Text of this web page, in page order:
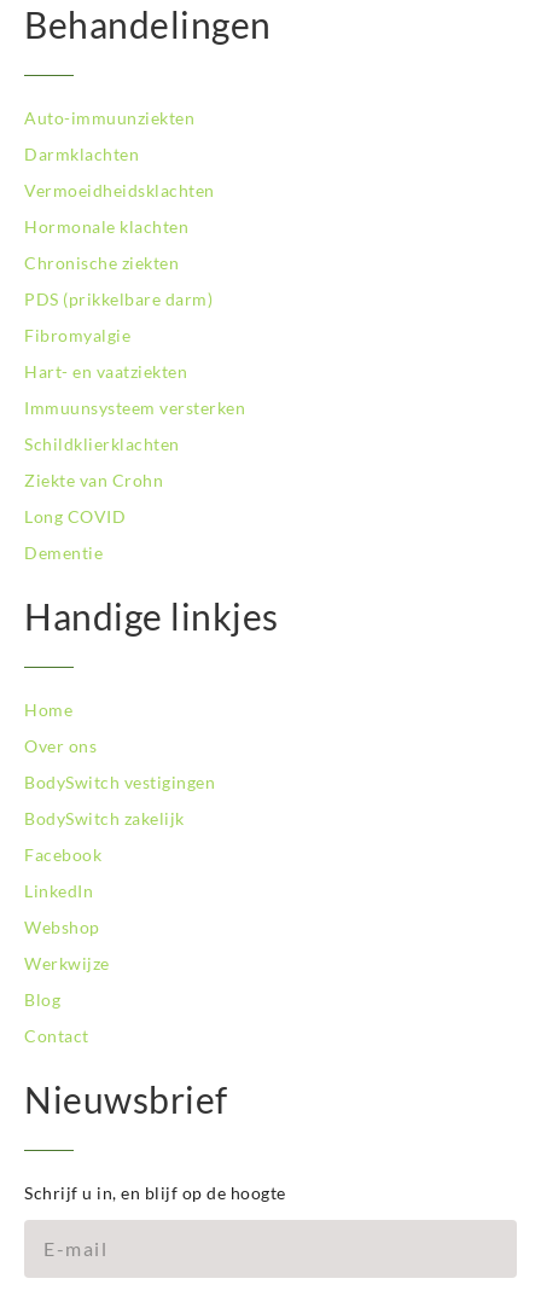
Behandelingen
Auto-immuunziekten
Darmklachten
Vermoeidheidsklachten
Hormonale klachten
Chronische ziekten
PDS (prikkelbare darm)
Fibromyalgie
Hart- en vaatziekten
Immuunsysteem versterken
Schildklierklachten
Ziekte van Crohn
Long COVID
Dementie
Handige linkjes
Home
Over ons
BodySwitch vestigingen
BodySwitch zakelijk
Facebook
LinkedIn
Webshop
Werkwijze
Blog
Contact
Nieuwsbrief
Schrijf u in, en blijf op de hoogte